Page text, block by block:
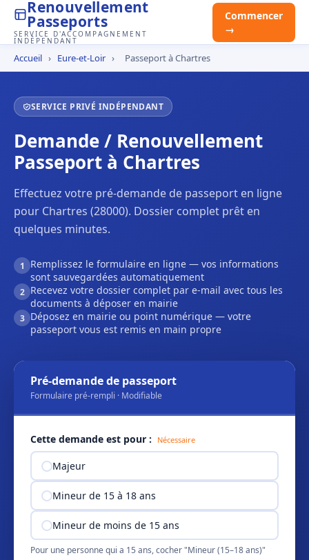
Renouvellement
Passeports
SERVICE D'ACCOMPAGNEMENT
INDÉPENDANT
Commencer
→
Accueil › Eure-et-Loir › Passeport à Chartres
SERVICE PRIVÉ INDÉPENDANT
Demande / Renouvellement
Passeport à Chartres
Effectuez votre pré-demande de passeport en ligne
pour Chartres (28000). Dossier complet prêt en
quelques minutes.
1
Remplissez le formulaire en ligne — vos informations
sont sauvegardées automatiquement
2 Recevez votre dossier complet par e-mail avec tous les
documents à déposer en mairie
3 Déposez en mairie ou point numérique — votre
passeport vous est remis en main propre
Pré-demande de passeport
Formulaire pré-rempli · Modifiable
Cette demande est pour : Nécessaire
Majeur
Mineur de 15 à 18 ans
Mineur de moins de 15 ans
Pour une personne qui a 15 ans, cocher "Mineur (15–18 ans)"